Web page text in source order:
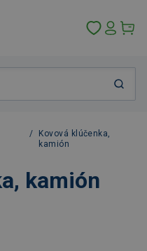
/
Kovová klúčenka,
kamión
kamión